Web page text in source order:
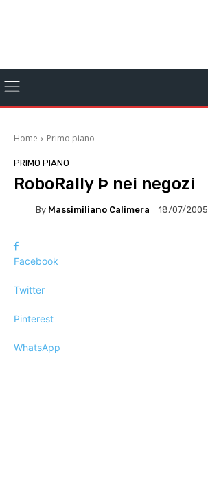
Home Primo piano
PRIMO PIANO
RoboRally Þ nei negozi
By Massimiliano Calimera 18/07/2005
Facebook
Twitter
Pinterest
WhatsApp